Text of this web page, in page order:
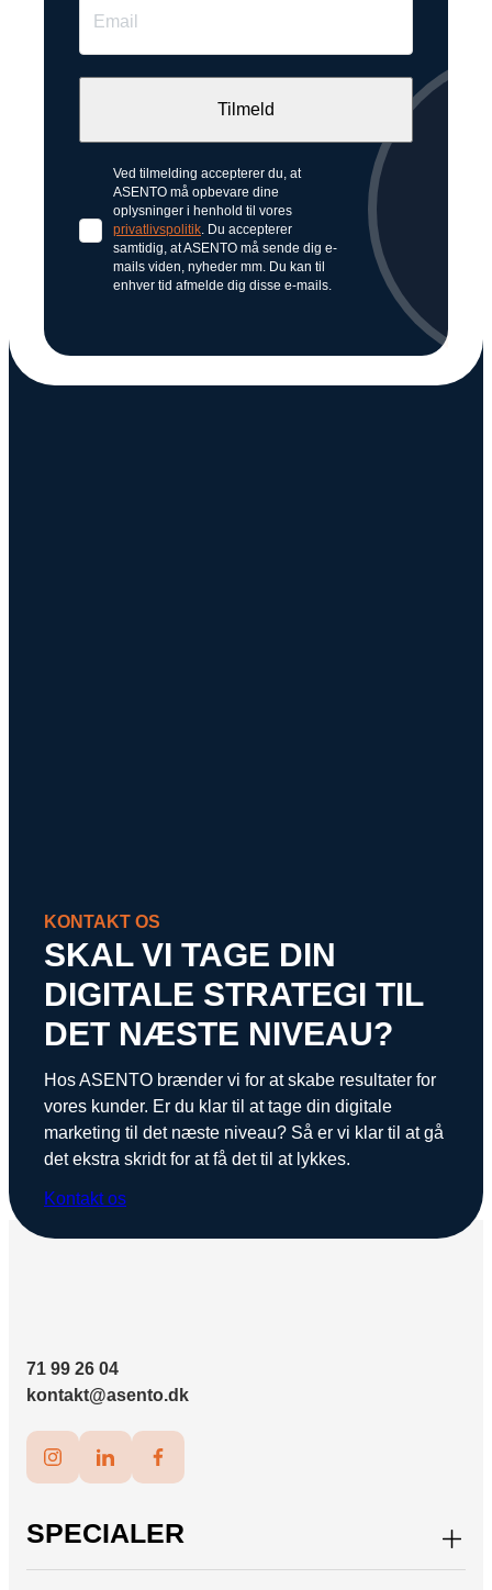
Ved tilmelding accepterer du, at
ASENTO må opbevare dine
oplysninger i henhold til vores
privatlivspolitik. Du accepterer
samtidig, at ASENTO må sende dig e-
mails viden, nyheder mm. Du kan til
enhver tid afmelde dig disse e-mails.
KONTAKT OS
SKAL VI TAGE DIN
DIGITALE STRATEGI TIL
DET NÆSTE NIVEAU?
Hos ASENTO brænder vi for at skabe resultater for
vores kunder. Er du klar til at tage din digitale
marketing til det næste niveau? Så er vi klar til at gå
det ekstra skridt for at få det til at lykkes.
Kontakt os
71 99 26 04
kontakt@asento.dk
SPECIALER